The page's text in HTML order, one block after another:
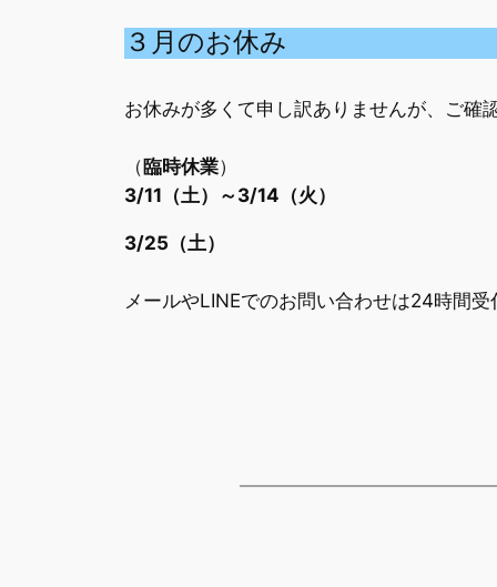
３月のお休み
お休みが多くて申し訳ありませんが、ご確
（ 臨時休業）
3/11（土）～3/14（火）
3/25（土）
メールやLINEでのお問い合わせは24時間